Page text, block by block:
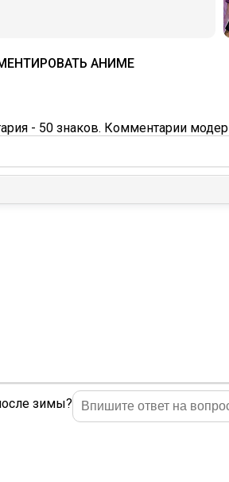
АНИМЕ
- 50 знаков. Комментарии
зимы?